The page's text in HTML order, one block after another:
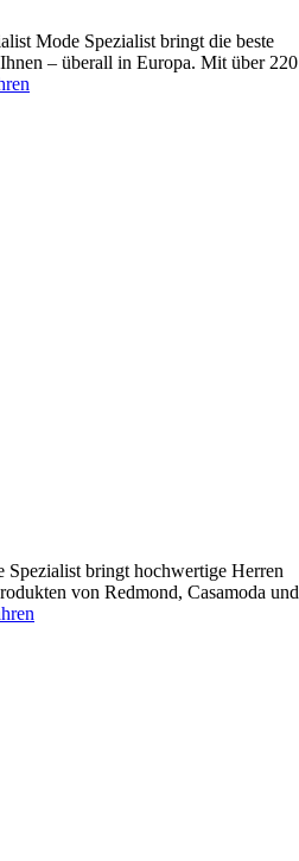
Mode Spezialist bringt die beste
– überall in Europa. Mit über 220
Spezialist bringt hochwertige Herren
von Redmond, Casamoda und